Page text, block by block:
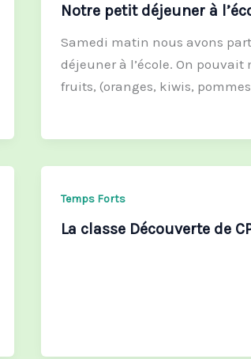
Notre petit déjeuner à
Samedi matin nous avons
déjeuner à l’école. On pouvait
fruits, (oranges, kiwis,
Temps Forts
La classe Découverte de